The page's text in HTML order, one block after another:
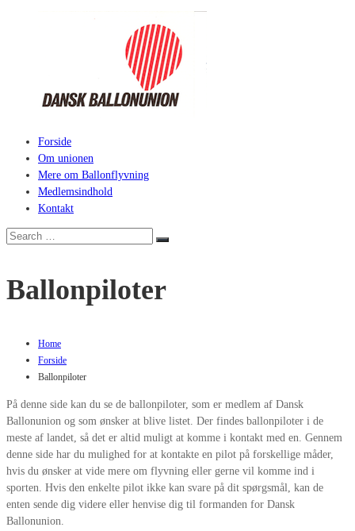
ballonunion.dk
hvad
vej
blæser
Forside
Om unionen
Mere om Ballonflyvning
Medlemsindhold
Kontakt
Search
Search
Ballonpiloter
Home
Forside
Ballonpiloter
På denne side kan du se de ballonpiloter, som er medlem af Dansk
Ballonunion og som ønsker at blive listet. Der findes ballonpiloter i de
meste af landet, så det er altid muligt at komme i kontakt med en. Gennem
denne side har du mulighed for at kontakte en pilot på forskellige måder,
hvis du ønsker at vide mere om flyvning eller gerne vil komme ind i
sporten. Hvis den enkelte pilot ikke kan svare på dit spørgsmål, kan de
enten sende dig videre eller henvise dig til formanden for Dansk
Ballonunion.